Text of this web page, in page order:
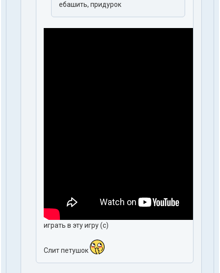
ебашить, придурок
играть в эту игру (с)
Слит петушок